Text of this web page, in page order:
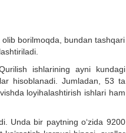
borilmoqda, bundan tashqari
ishlarining ayni kundagi
hisoblanadi. Jumladan, 53 ta
loyihalashtirish ishlari ham
. Unda bir paytning o‘zida 9200